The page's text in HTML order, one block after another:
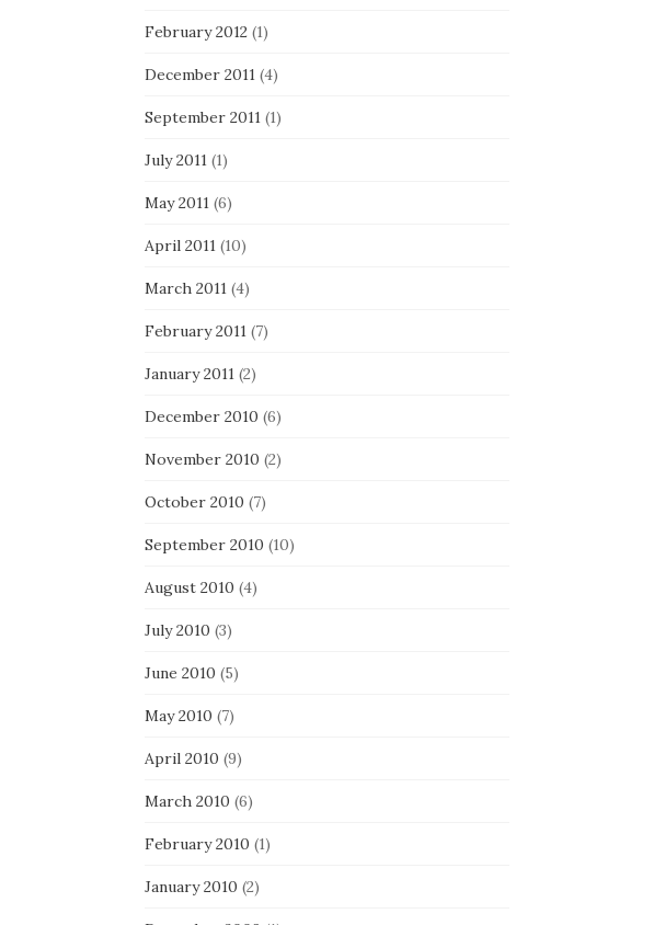
February 2012(1)
December 2011(4)
September 2011(1)
July 2011(1)
May 2011(6)
April 2011(10)
March 2011(4)
February 2011(7)
January 2011(2)
December 2010 (6)
November 2010 (2)
October 2010 (7)
September 2010 (10)
August 2010 (4)
July 2010 (3)
June 2010 (5)
May 2010 (7)
April 2010 (9)
March 2010 (6)
February 2010 (1)
January 2010 (2)